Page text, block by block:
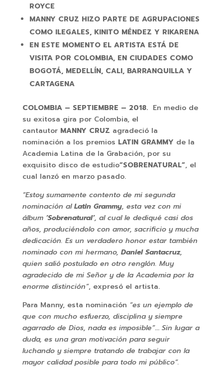
ROYCE
MANNY CRUZ HIZO PARTE DE AGRUPACIONES
COMO ILEGALES, KINITO MÉNDEZ Y RIKARENA
EN ESTE MOMENTO EL ARTISTA ESTÁ DE
VISITA POR COLOMBIA, EN CIUDADES COMO
BOGOTÁ, MEDELLÍN, CALI, BARRANQUILLA Y
CARTAGENA
COLOMBIA – SEPTIEMBRE – 2018.En medio de
su exitosa gira por Colombia, el
cantautor MANNY CRUZ agradeció la
nominación a los premios LATIN GRAMMY de la
Academia Latina de la Grabación, por su
exquisito disco de estudio“SOBRENATURAL”, el
cual lanzó en marzo pasado.
“Estoy sumamente contento de mi segunda
nominación alLatin Grammy, esta vez con mi
álbum ‘Sobrenatural’, al cual le dediqué casi dos
años, produciéndolo con amor, sacrificio y mucha
dedicación. Es un verdadero honor estar también
nominado con mi hermano, Daniel Santacruz,
quien salió postulado en otro renglón. Muy
agradecido de mi Señor y de la Academia por la
enorme distinción”, expresó el artista.
Para Manny, esta nominación “es un ejemplo de
que con mucho esfuerzo, disciplina y siempre
agarrado de Dios, nada es imposible”… Sin lugar a
duda, es una gran motivación para seguir
luchando y siempre tratando de trabajar con la
mayor calidad posible para todo mi público”.